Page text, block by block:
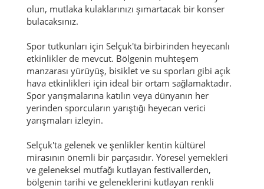
olun, mutlaka kulaklarınızı şımartacak bir konser
bulacaksınız.
Spor tutkunları için Selçuk'ta birbirinden heyecanlı
etkinlikler de mevcut. Bölgenin muhteşem
manzarası yürüyüş, bisiklet ve su sporları gibi açık
hava etkinlikleri için ideal bir ortam sağlamaktadır.
Spor yarışmalarına katılın veya dünyanın her
yerinden sporcuların yarıştığı heyecan verici
yarışmaları izleyin.
Selçuk'ta gelenek ve şenlikler kentin kültürel
mirasının önemli bir parçasıdır. Yöresel yemekleri
ve geleneksel mutfağı kutlayan festivallerden,
bölgenin tarihi ve geleneklerini kutlayan renkli